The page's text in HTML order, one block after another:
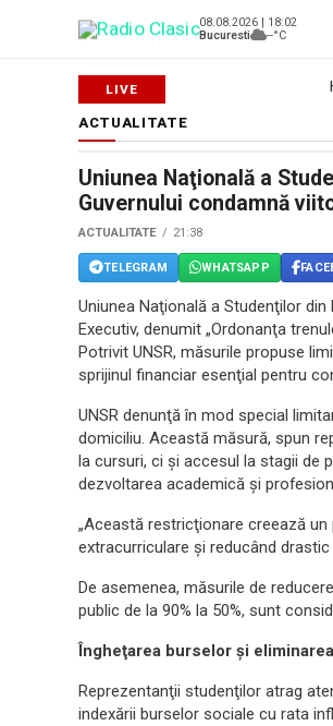
08.08.2026 | 18:02
Bucuresti
--°C
ACTUALITATE
Uniunea Naţională a
Guvernului condamnă
ACTUALITATE 21:38
TELEGRAM WHATSAPP
Uniunea Naţională a Studenţilor
Executiv, denumit „Ordonanţa
Potrivit UNSR, măsurile propuse
sprijinul financiar esenţial pentru
UNSR denunţă în mod special
domiciliu. Această măsură, spun
la cursuri, ci şi accesul la stagii de
dezvoltarea academică şi
„Această restricţionare creează
extracurriculare şi reducând drastic
De asemenea, măsurile de
public de la 90% la 50%, sunt
Îngheţarea burselor și
Reprezentanţii studenţilor atrag
indexării burselor sociale cu rata